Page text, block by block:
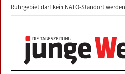
Ruhrgebiet darf kein NATO-Standort werden